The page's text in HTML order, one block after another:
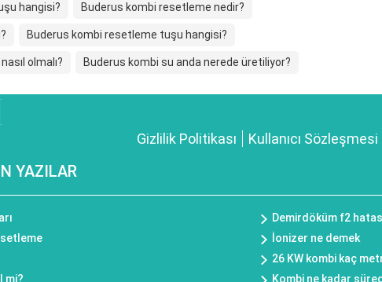
hangisi? Buderus kombi resetleme nedir?
Buderus kombi resetleme tuşu hangisi?
olmalı? Buderus kombi su anda nerede üretiliyor?
Gizlilik Politikası Kullanıcı Sözleşmesi
YAZILAR
Demirdöküm f2
İonizer ne demek
26 KW kombi kaç
mi?
Kombi ne kadar